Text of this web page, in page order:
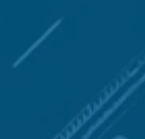
E-INFLUENCE
& e-réputation